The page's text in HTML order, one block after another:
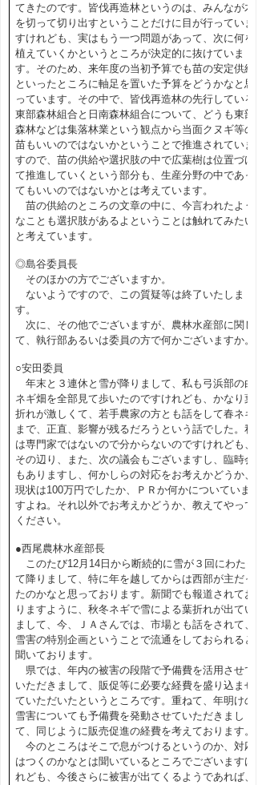
てきたのです。皆伐再造林というのは、みんなが木
を切って切り出すということだけに目が行っていま
すけれども、実はもう一つ問題があって、次に何を
植えていくかというところが決定的に抜けていま
す。そのため、来年度の当初予算でも苗の安定供給
といったところに軸足を置いた予算をどうかなと思
っています。その中で、皆伐再造林の先行している
東部森林組合と日南森林組合について、どうも東部
森林などは集落林業という観点から当面クヌギ等の
苗もいいのではないかということで推進されていま
すので、苗の供給や選択肢の中で広葉樹は位置づけ
て推進していくという部分も、生産分野の中であっ
てもいいのではないかとは考えています。
苗の供給のところの文章の中に、今言われたよう
なことも選択肢があるよということは触れてみたい
と考えています。
◎島谷委員長
そのほかの方でございますか。
ないようですので、この質疑等は終了いたしま
す。
次に、その他でございますが、農林水産部に関し
て、執行部あるいは委員の方で何かございますか。
○安田委員
年末と３連休と雪が降りまして、私も弓浜部の白
ネギ畑を全部見て歩いたのですけれども、かなり葉
折れが激しくて、若手農家の方とも話をして春ネギ
まで、正直、影響が残るだろうという話でした。私
は専門家ではないので分からないのですけれども、
その辺り、また、次の議会もございますし、臨時会
もありますし、何かしらの対応をお考えかどうか、
現状は100万円でしたか、ＰＲか何かについていま
すよね。それ以外でお考えかどうか、教えてやって
ください。
●西尾農林水産部長
このたび12月14日から断続的に雪が３回にわたっ
て降りまして、特に年を越してからは西部が主だっ
たのかなと思っております。新聞でも報道されてお
りますように、秋冬ネギで雪による葉折れが出てい
まして、今、ＪＡさんでは、市場とも話をされて、
雪害の特別企画ということで流通をしておられると
聞いております。
県では、年内の被害の段階で予備費を活用させて
いただきまして、販促等に必要な経費を盛り込ませ
ていただいたというところです。重ねて、年明けの
雪害についても予備費を発動させていただきまし
て、同じように販売促進の経費を考えております。
今のところはそこで息がつけるというのか、対応
はつくのかなとは聞いているところでございますけ
れども、今後さらに被害が出てくるようであれば、